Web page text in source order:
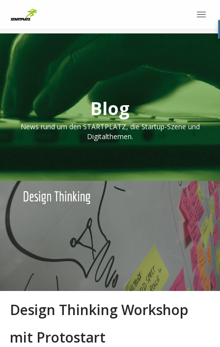
Blog
News rund um den STARTPLATZ, die Startup-Szene und
Digitalthemen.
Design Thinking Workshop
mit Protostart